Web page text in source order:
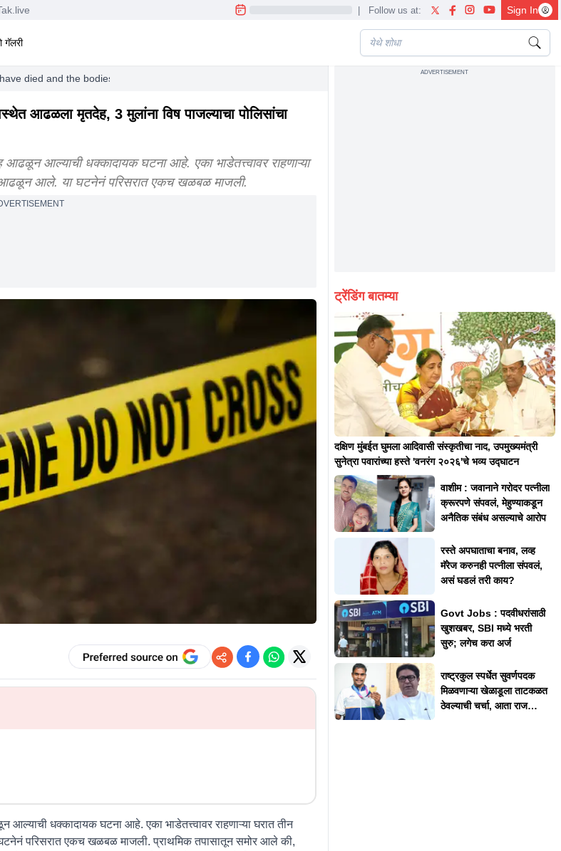
| Follow us at: Sign In
गॅलरी
died and the bodies of two were found hanging
आढळला मृतदेह, 3 मुलांना विष पाजल्याचा पोलिसांचा
आल्याची धक्कादायक घटना आहे. एका भाडेतत्त्वावर राहणाऱ्या
आढळून आले. या घटनेनं परिसरात एकच खळबळ माजली.
धक्कादायक घटना आहे. एका भाडेतत्त्वावर राहणाऱ्या घरात तीन
परिसरात एकच खळबळ माजली. प्राथमिक तपासातून समोर आले की,
ADVERTISEMENT
ट्रेंडिंग बातम्या
दक्षिण मुंबईत घुमला आदिवासी संस्कृतीचा नाद, उपमुख्यमंत्री
सुनेत्रा पवारांच्या हस्ते 'वनरंग २०२६'चे भव्य उद्घाटन
वाशीम : जवानाने गरोदर पत्नीला
क्रूरपणे संपवलं, मेहुण्याकडून
अनैतिक संबंध असल्याचे आरोप
रस्ते अपघाताचा बनाव, लव्ह
मॅरेज करुनही पत्नीला संपवलं,
असं घडलं तरी काय?
Govt Jobs : पदवीधरांसाठी
खुशखबर, SBI मध्ये भरती
सुरु; लगेच करा अर्ज
राष्ट्रकुल स्पर्धेत सुवर्णपदक
मिळवणाऱ्या खेळाडूला ताटकळत
ठेवल्याची चर्चा, आता राज